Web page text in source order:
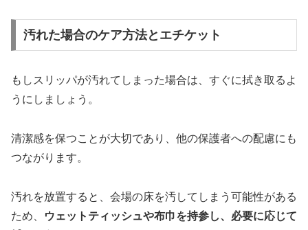
汚れた場合のケア方法とエチケット
もしスリッパが汚れてしまった場合は、すぐに拭き取るよ
うにしましょう。
清潔感を保つことが大切であり、他の保護者への配慮にも
つながります。
汚れを放置すると、会場の床を汚してしまう可能性がある
ため、
ウェットティッシュや布巾を持参し、必要に応じて